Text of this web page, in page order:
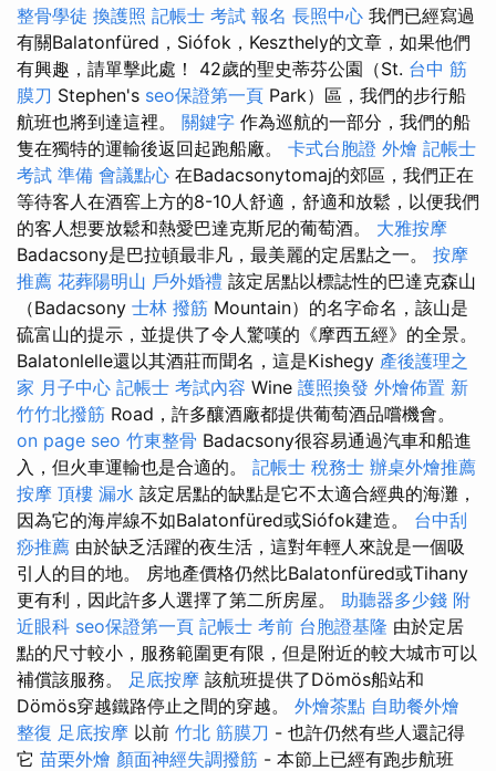
整骨學徒 換護照 記帳士 考試 報名 長照中心 我們已經寫過
有關Balatonfüred，Siófok，Keszthely的文章，如果他們
有興趣，請單擊此處！ 42歲的聖史蒂芬公園（St. 台中 筋
膜刀 Stephen's seo保證第一頁 Park）區，我們的步行船
航班也將到達這裡。 關鍵字 作為巡航的一部分，我們的船
隻在獨特的運輸後返回起跑船廠。 卡式台胞證 外燴 記帳士
考試 準備 會議點心 在Badacsonytomaj的郊區，我們正在
等待客人在酒窖上方的8-10人舒適，舒適和放鬆，以便我們
的客人想要放鬆和熱愛巴達克斯尼的葡萄酒。 大雅按摩
Badacsony是巴拉頓最非凡，最美麗的定居點之一。 按摩
推薦 花葬陽明山 戶外婚禮 該定居點以標誌性的巴達克森山
（Badacsony 士林 撥筋 Mountain）的名字命名，該山是
硫富山的提示，並提供了令人驚嘆的《摩西五經》的全景。
Balatonlelle還以其酒莊而聞名，這是Kishegy 產後護理之
家 月子中心 記帳士 考試內容 Wine 護照換發 外燴佈置 新
竹竹北撥筋 Road，許多釀酒廠都提供葡萄酒品嚐機會。
on page seo 竹東整骨 Badacsony很容易通過汽車和船進
入，但火車運輸也是合適的。 記帳士 稅務士 辦桌外燴推薦
按摩 頂樓 漏水 該定居點的缺點是它不太適合經典的海灘，
因為它的海岸線不如Balatonfüred或Siófok建造。 台中刮
痧推薦 由於缺乏活躍的夜生活，這對年輕人來說是一個吸
引人的目的地。 房地產價格仍然比Balatonfüred或Tihany
更有利，因此許多人選擇了第二所房屋。 助聽器多少錢 附
近眼科 seo保證第一頁 記帳士 考前 台胞證基隆 由於定居
點的尺寸較小，服務範圍更有限，但是附近的較大城市可以
補償該服務。 足底按摩 該航班提供了Dömös船站和
Dömös穿越鐵路停止之間的穿越。 外燴茶點 自助餐外燴
整復 足底按摩 以前 竹北 筋膜刀 - 也許仍然有些人還記得
它 苗栗外燴 顏面神經失調撥筋 - 本節上已經有跑步航班